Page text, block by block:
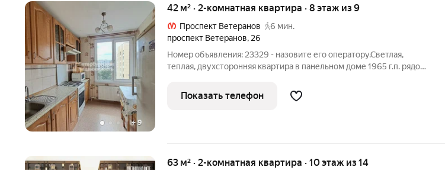
+9
42 м² · 2-комнатная квартира · 8 этаж из 9
Проспект Ветеранов
6 мин.
проспект Ветеранов, 26
Номер объявления: 23329 - назовите его оператору.Светлая,
теплая, двухсторонняя квартира в панельном доме 1965 г.п. рядом
Вокруг много зелени, тихий и уютный двор. В пешей доступности
находятся
Показать телефон
63 м² · 2-комнатная квартира · 10 этаж из 14